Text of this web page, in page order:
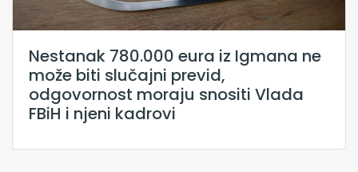
Nestanak 780.000 eura iz Igmana ne
može biti slučajni previd,
odgovornost moraju snositi Vlada
FBiH i njeni kadrovi